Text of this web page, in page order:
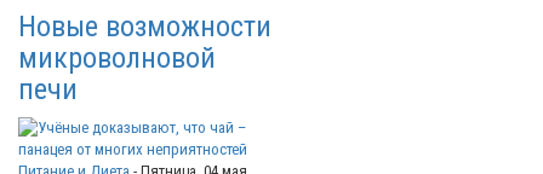
Новые возможности
микроволновой
печи